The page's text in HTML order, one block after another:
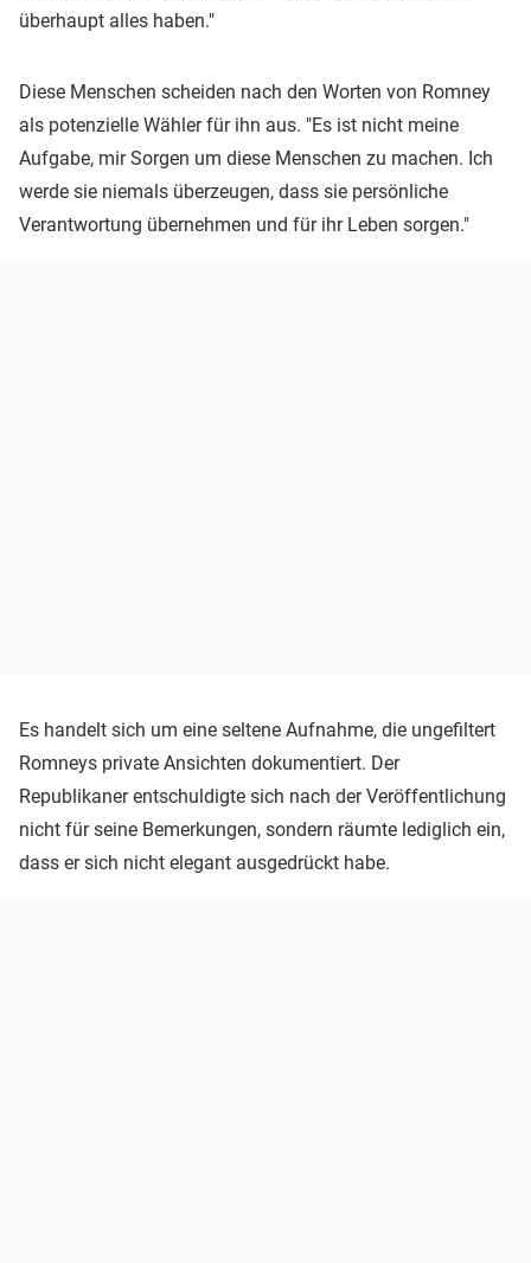
überhaupt alles haben."
Diese Menschen scheiden nach den Worten von Romney
als potenzielle Wähler für ihn aus. "Es ist nicht meine
Aufgabe, mir Sorgen um diese Menschen zu machen. Ich
werde sie niemals überzeugen, dass sie persönliche
Verantwortung übernehmen und für ihr Leben sorgen."
Es handelt sich um eine seltene Aufnahme, die ungefiltert
Romneys private Ansichten dokumentiert. Der
Republikaner entschuldigte sich nach der Veröffentlichung
nicht für seine Bemerkungen, sondern räumte lediglich ein,
dass er sich nicht elegant ausgedrückt habe.